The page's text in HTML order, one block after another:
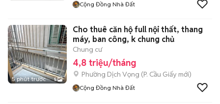
Cộng Đồng Nhà Đất
5 phút trước 5
Cho thuê căn hộ full nội thất, thang
máy, ban công, k chung chủ
Chung cư
4,8 triệu/tháng
Phường Dịch Vọng (P. Cầu Giấy mới)
Cộng Đồng Nhà Đất